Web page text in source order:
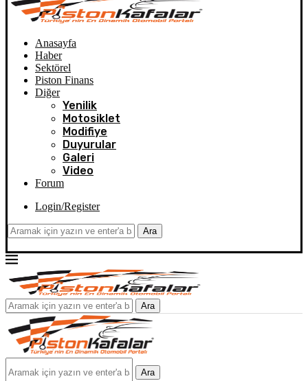
Anasayfa
Haber
Sektörel
Piston Finans
Diğer
Yenilik
Motosiklet
Modifiye
Duyurular
Galeri
Video
Forum
Login/Register
Ara
Ara
Ara